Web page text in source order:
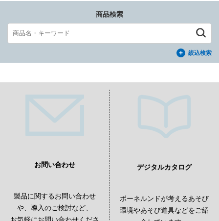
商品検索
絞込検索
お問い合わせ
製品に関するお問い合わせ
や、導入のご検討など、
デジタルカタログ
ボーネルンドが考えるあそび
環境やあそび道具などをご紹